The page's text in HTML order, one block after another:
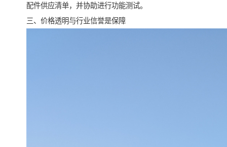
配件供应清单，并协助进行功能测试。
三、价格透明与行业信誉是保障